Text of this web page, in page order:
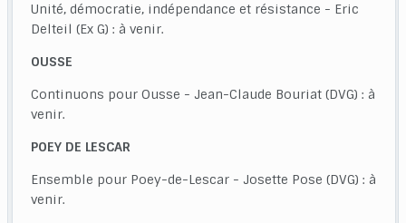
Unité, démocratie, indépendance et résistance - Eric
Delteil (Ex G) : à venir.
OUSSE
Continuons pour Ousse - Jean-Claude Bouriat (DVG) : à
venir.
POEY DE LESCAR
Ensemble pour Poey-de-Lescar - Josette Pose (DVG) : à
venir.